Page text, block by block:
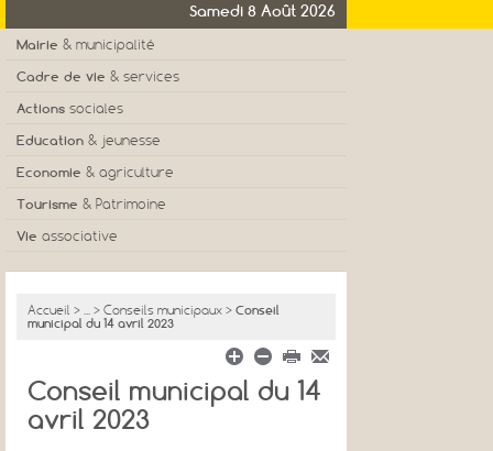
Samedi 8 Août 2026
Mairie & municipalité
Cadre de vie & services
Actions sociales
Education & jeunesse
Economie & agriculture
Tourisme & Patrimoine
Vie associative
Accueil > ... > Conseils municipaux > Conseil
municipal du 14 avril 2023
Conseil municipal du 14
avril 2023